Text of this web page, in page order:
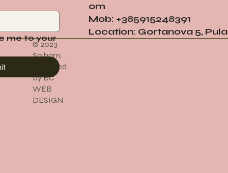
© 2023
So ham,
Designed
by BC
WEB
DESIGN
om
Mob: +385915248391
Location: Gortanova 5,
me to your